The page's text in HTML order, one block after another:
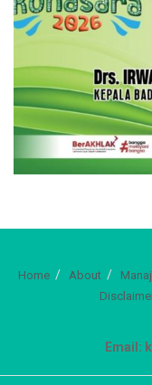
Home About
Email: